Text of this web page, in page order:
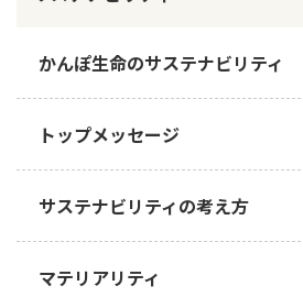
かんぽ生命のサステナビリティ
トップメッセージ
サステナビリティの考え方
マテリアリティ